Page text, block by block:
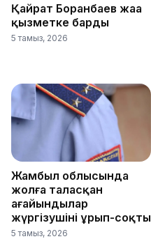
Қайрат Боранбаев жаңа
қызметке барды
5 тамыз, 2026
Жамбыл облысында
жолға таласқан
ағайындылар
жүргізушіні ұрып-соқты
5 тамыз, 2026